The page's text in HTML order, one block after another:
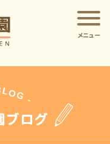
メニュー
LOG -
ブログ